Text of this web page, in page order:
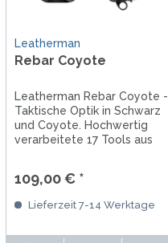
Leatherman
Rebar Coyote
Leatherman Rebar Coyote -
Taktische Optik in Schwarz
und Coyote. Hochwertig
verarbeitete 17 Tools aus
Schwarzoxid. Zange mit
auswechselbarem
Drahtschneider und
109,00 € *
Lieferzeit 7-14 Werktage